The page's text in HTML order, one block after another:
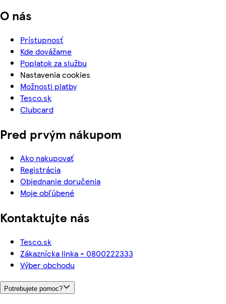
O nás
Prístupnosť
Kde dovážame
Poplatok za službu
Nastavenia cookies
Možnosti platby
Tesco.sk
Clubcard
Pred prvým nákupom
Ako nakupovať
Registrácia
Objednanie doručenia
Moje obľúbené
Kontaktujte nás
Tesco.sk
Zákaznícka linka - 0800222333
Výber obchodu
Potrebujete pomoc?